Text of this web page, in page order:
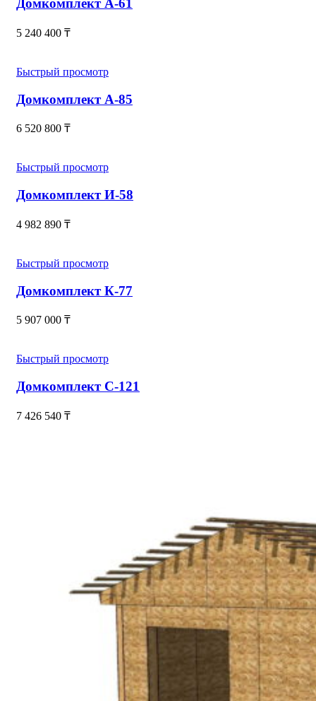
Домкомплект А-61
5 240 400 ₸
Быстрый просмотр
Домкомплект А-85
6 520 800 ₸
Быстрый просмотр
Домкомплект И-58
4 982 890 ₸
Быстрый просмотр
Домкомплект К-77
5 907 000 ₸
Быстрый просмотр
Домкомплект С-121
7 426 540 ₸